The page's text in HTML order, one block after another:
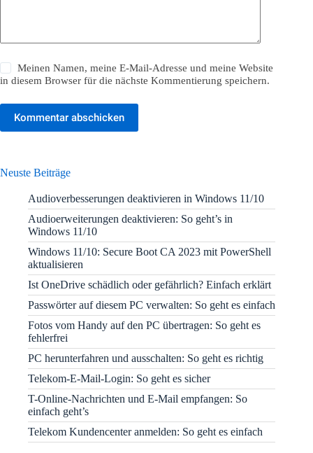
Meinen Namen, meine E-Mail-Adresse und meine Website
in diesem Browser für die nächste Kommentierung speichern.
Kommentar abschicken
Neuste Beiträge
Audioverbesserungen deaktivieren in Windows 11/10
Audioerweiterungen deaktivieren: So geht’s in
Windows 11/10
Windows 11/10: Secure Boot CA 2023 mit PowerShell
aktualisieren
Ist OneDrive schädlich oder gefährlich? Einfach erklärt
Passwörter auf diesem PC verwalten: So geht es einfach
Fotos vom Handy auf den PC übertragen: So geht es
fehlerfrei
PC herunterfahren und ausschalten: So geht es richtig
Telekom-E-Mail-Login: So geht es sicher
T-Online-Nachrichten und E-Mail empfangen: So
einfach geht’s
Telekom Kundencenter anmelden: So geht es einfach